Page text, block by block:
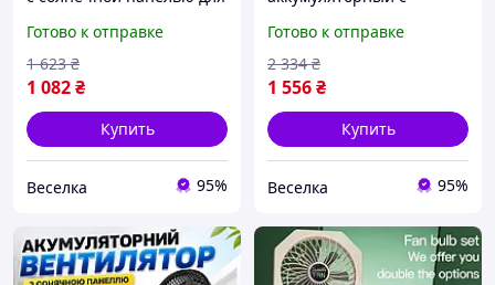
многофункциональный с
LED подсветкой FLAME
Готово к отправке
1 082₴
1 623 ₴
Купить
Веселка 95%
для дачи кемпинга и
отдыха на природе FLAME
Готово к отправке
1 556₴
2 334 ₴
Купить
Веселка 95%